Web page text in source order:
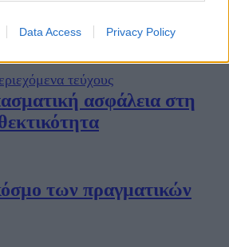
Data Access Privacy Policy
ασφάλεια στη
των πραγματικών
τεύχους